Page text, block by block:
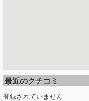
最近のクチコミ
登録されていません